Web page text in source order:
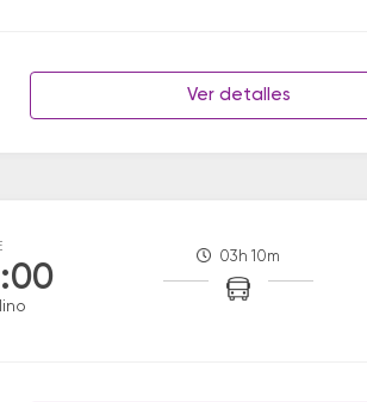
Ver detalles
03h 10m